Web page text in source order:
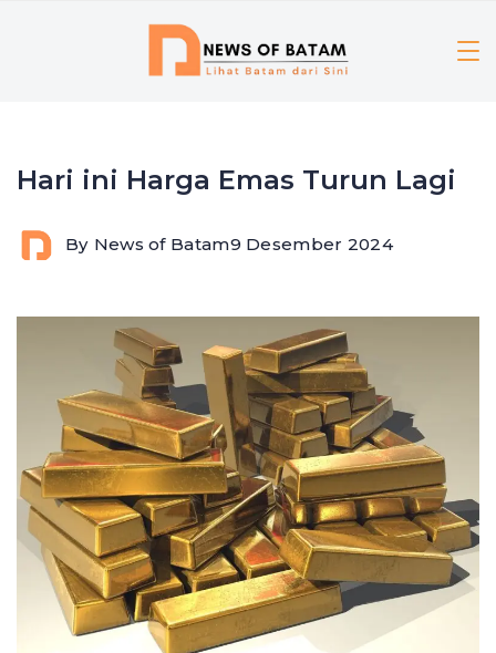
Hari ini Harga Emas Turun Lagi
By News of Batam9 Desember 2024